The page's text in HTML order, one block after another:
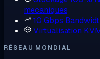
mécaniques
10 Gbps
Virtualisation
RÉSEAU MONDIAL